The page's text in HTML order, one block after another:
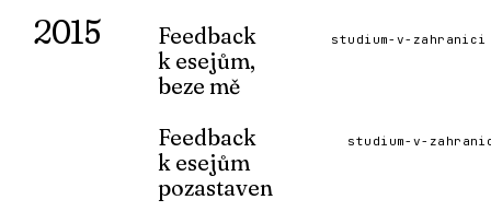
2015
Feedback
k esejům,
beze mě
studium-v-zahranici
obnovena!
READ ↗
Feedback
k esejům
pozastaven
studium-v-